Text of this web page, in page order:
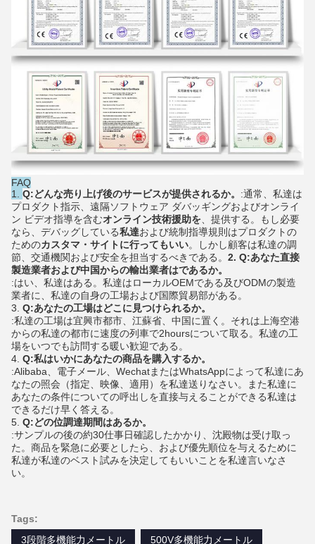
FAQ
1. Q:どんな売り上げ後のサービスが提供されるか。 :通常、私達は
プロダクト指示、遠隔ソフトウェア ダバッギングおよびオンライ
ン ビデオ指導を含むオンライン技術援助を 、提供する。もし必要
なら、デバッグしている私達および統制指導規則はプロダクトの
ためのカスタマ・サイトに行ってもいい。しかし顧客は私達の調
節、交通機関および安全を担当するべきである。 2. Q:あなた直接
製造業者および中国からの輸出業者はであるか。
:はい、私達はある。私達はローカルOEMである及びODMの製造
業者に、私達の自身の工場および国際貿易部がある。
3. Q:あなたの工場はどこに見つけられるか。
:私達の工場は宜興市都市、江蘇省、中国に置く。それは上海空港
からの私達の都市に速度の列車で2hoursについて取る。私達の工
場をいつでも訪問する暖い歓迎である。
4. Q:私はいかにあなたの商品を購入するか。
:Alibaba、電子メール、WechatまたはWhatsAppによって私達にあ
なたの照会（指定、映像、適用）を私達送りなさい。また私達に
あなたの条件についての呼出しを直接与えることができる私達は
できるだけ早く答える。
5. Q:どの位調達期間はあるか。
:サンプルの後の約30仕事日確認したかかり、沈殿物は受け取っ
た。商品を緊急に必要としたら、および優先順位を与えるために
私達が私達のベスト試みを決定してもいいことを私達言いなさ
い。
Tags:
3段階多機能力メートル
500V多機能力メートル